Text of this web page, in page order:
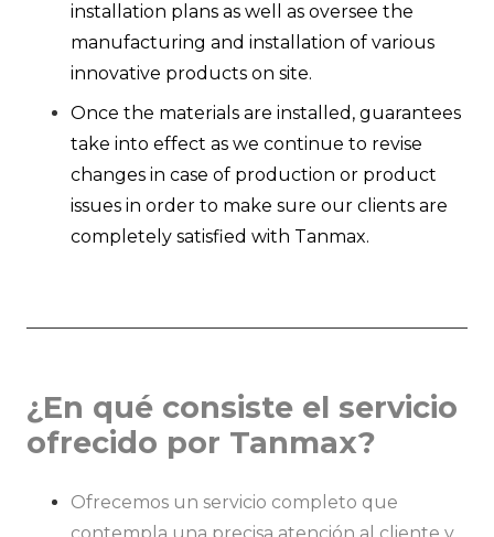
installation plans as well as oversee the
manufacturing and installation of various
innovative products on site.
Once the materials are installed, guarantees
take into effect as we continue to revise
changes in case of production or product
issues in order to make sure our clients are
completely satisfied with Tanmax.
¿En qué consiste el servicio
ofrecido por Tanmax?
Ofrecemos un servicio completo que